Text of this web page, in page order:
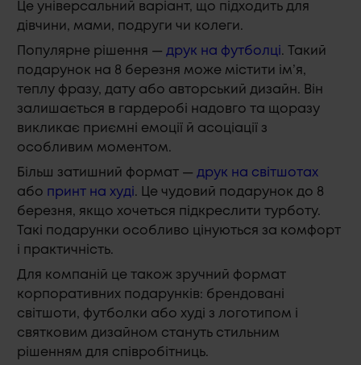
Це універсальний варіант, що підходить для
дівчини, мами, подруги чи колеги.
Популярне рішення — друк на футболці. Такий
подарунок на 8 березня може містити ім’я,
теплу фразу, дату або авторський дизайн. Він
залишається в гардеробі надовго та щоразу
викликає приємні емоції й асоціації з
особливим моментом.
Більш затишний формат — друк на світшотах
або принт на худі. Це чудовий подарунок до 8
березня, якщо хочеться підкреслити турботу.
Такі подарунки особливо цінуються за комфорт
і практичність.
Для компаній це також зручний формат
корпоративних подарунків: брендовані
світшоти, футболки або худі з логотипом і
святковим дизайном стануть стильним
рішенням для співробітниць.